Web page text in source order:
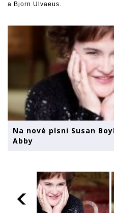
a Bjorn Ulvaeus.
Na nové písni Susan
Abby